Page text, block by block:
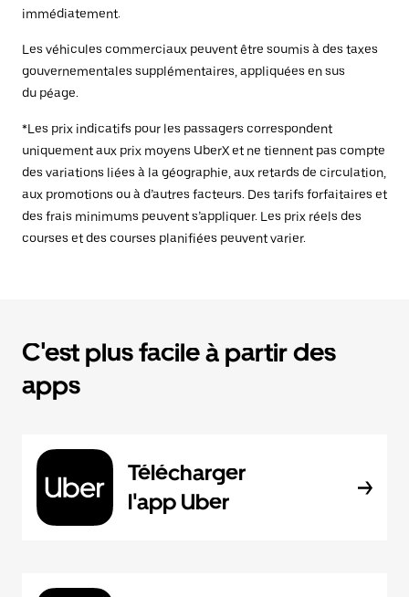
immédiatement.
Les véhicules commerciaux peuvent être soumis à des taxes
gouvernementales supplémentaires, appliquées en sus
du péage.
*Les prix indicatifs pour les passagers correspondent
uniquement aux prix moyens UberX et ne tiennent pas compte
des variations liées à la géographie, aux retards de circulation,
aux promotions ou à d’autres facteurs. Des tarifs forfaitaires et
des frais minimums peuvent s’appliquer. Les prix réels des
courses et des courses planifiées peuvent varier.
C'est plus facile à partir des
apps
Télécharger
l'app Uber